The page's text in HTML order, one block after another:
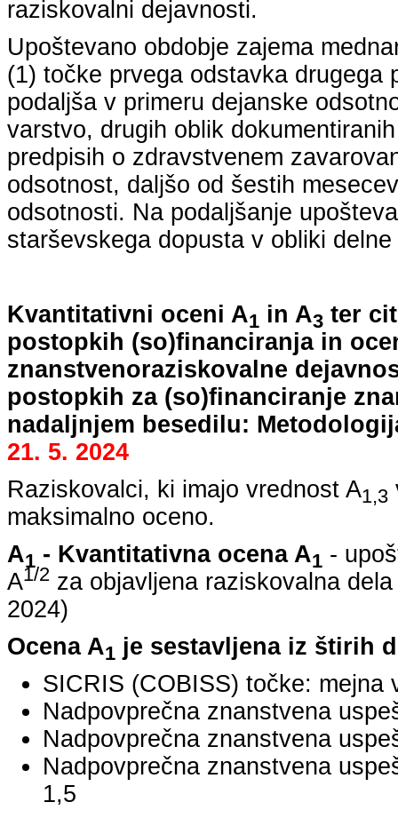
raziskovalni dejavnosti.
Upoštevano obdobje zajema
(1) točke prvega odstavka drugega
podaljša v primeru dejanske
varstvo, drugih oblik
predpisih o zdravstvenem
odsotnost, daljšo od šestih
odsotnosti. Na podaljšanje
starševskega dopusta v obliki
Kvantitativni oceni A1 in A3 ter
postopkih (so)financiranja in
znanstvenoraziskovalne
postopkih za (so)financiranje
nadaljnjem besedilu:
21. 5. 2024
Raziskovalci, ki imajo vrednost A1,3
maksimalno oceno.
A1 - Kvantitativna ocena A1 -
A1/2 za objavljena raziskovalna
2024)
Ocena A1 je sestavljena iz štirih
SICRIS (COBISS) točke: mejna
Nadpovprečna znanstvena
Nadpovprečna znanstvena
Nadpovprečna znanstvena
1,5